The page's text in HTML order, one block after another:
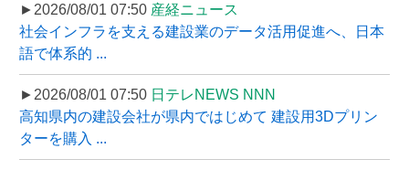
►2026/08/01 07:50 産経ニュース
社会インフラを支える建設業のデータ活用促進へ、日本
語で体系的 ...
►2026/08/01 07:50 日テレNEWS NNN
高知県内の建設会社が県内ではじめて 建設用3Dプリン
ターを購入 ...